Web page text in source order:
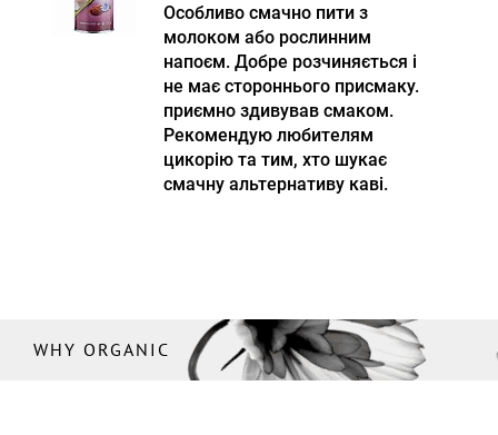
Особливо смачно пити з
молоком або рослинним
напоєм. Добре розчиняється і
не має стороннього присмаку.
приємно здивував смаком.
Рекомендую любителям
цикорію та тим, хто шукає
смачну альтернативу каві.
WHY ORGANIC